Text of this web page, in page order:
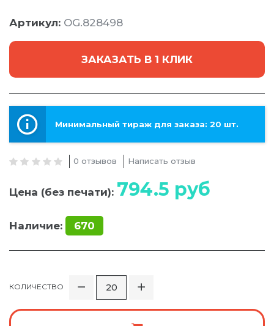
Артикул: OG.828498
ЗАКАЗАТЬ В 1 КЛИК
Минимальный тираж для заказа: 20 шт.
0 отзывов Написать отзыв
Цена (без печати): 794.5 руб
Наличие: 670
КОЛИЧЕСТВО